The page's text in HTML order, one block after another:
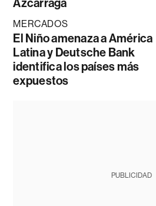
Azcárraga
MERCADOS
El Niño amenaza a América
Latina y Deutsche Bank
identifica los países más
expuestos
PUBLICIDAD